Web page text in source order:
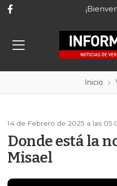
Inicio
14 de Febrero de 2025 a las
Donde está la
Misael